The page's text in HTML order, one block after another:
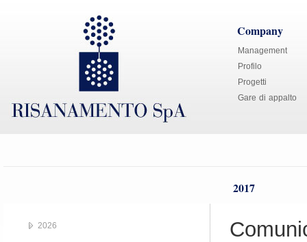
Company
Management
Profilo
Progetti
Gare di appalto
2017
2026